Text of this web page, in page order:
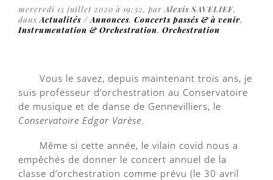
mercredi 15 juillet 2020 à 19:32, par Alexis SAVELIEF,
dans Actualités / Annonces, Concerts passés & à venir,
Instrumentation & Orchestration, Orchestration
Vous le savez, depuis maintenant trois ans, je
suis professeur d’orchestration au Conservatoire
de musique et de danse de Gennevilliers, le
Conservatoire Edgar Varèse.
Même si cette année, le vilain covid nous a
empêchés de donner le concert annuel de la
classe d’orchestration comme prévu (le 30 avril